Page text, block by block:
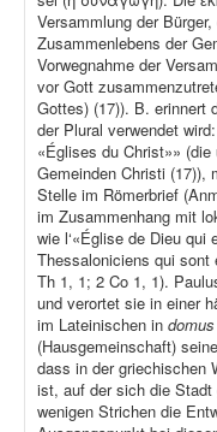
Versammlung der
Zusammenlebens der
Vorwegnahme der
vor Gott
Gottes) (17)). B. erinnert
der Plural verwendet
«Églises du Christ»»
Gemeinden Christi (17)),
Stelle im Römerbrief
im Zusammenhang mit
wie l‘«Église de Dieu qui
Thessaloniciens qui sont
Th 1, 1; 2 Co 1, 1).
und verortet sie in einer
im Lateinischen in domus
(Hausgemeinschaft)
dass in der griechischen
ist, auf der sich die
wenigen Strichen die